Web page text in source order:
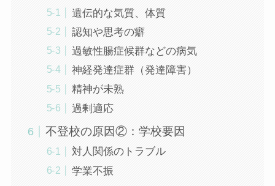
遺伝的な気質、体質
認知や思考の癖
過敏性腸症候群などの病気
神経発達症群（発達障害）
精神が未熟
過剰適応
不登校の原因②：学校要因
対人関係のトラブル
学業不振